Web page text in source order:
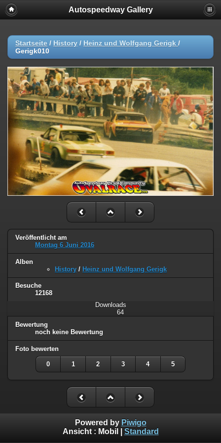
Autospeedway Gallery
Startseite / History / Heinz und Wolfgang Gerigk /
Gerigk010
Veröffentlicht am
Montag 6 Juni 2016
Alben
History / Heinz und Wolfgang Gerigk
Besuche
12168
Downloads
64
Bewertung
noch keine Bewertung
Foto bewerten
0 1 2 3 4 5
Powered by Piwigo
Ansicht : Mobil Standard